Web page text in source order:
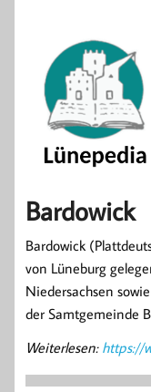
Bardowick
Bardowick
von Lüneburg
Niedersachsen
der Samtgemeinde
Weiterlesen: https://